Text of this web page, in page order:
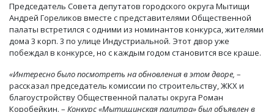
Председатель Совета депутатов городского округа Мытищи
Андрей Гореликов вместе с представителями Общественной
палаты встретился с одними из номинантов конкурса, жителями
дома 3 корп. 3 по улице Индустриальной. Этот двор уже
побеждал в конкурсе, но с каждым годом становится все краше.
«Интересно было посмотреть на обновления в этом дворе, –
рассказал председатель комиссии по строительству, ЖКХ и
благоустройству Общественной палаты округа Роман
Коробейкин. – Конкурс «Мытищинская палитра» был объявлен в